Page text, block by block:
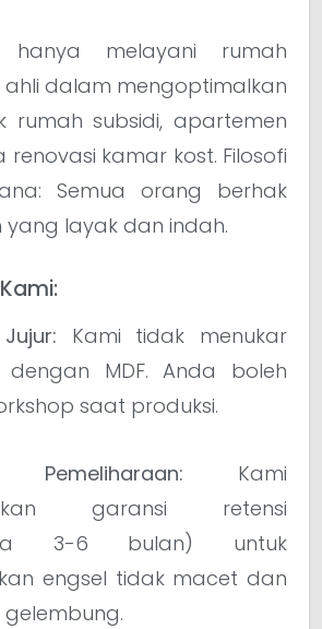
melayani rumah
ahli dalam mengoptimalkan
rumah subsidi, apartemen
renovasi kamar kost. Filosofi
Semua orang berhak
layak dan indah.
Kami tidak menukar
dengan MDF. Anda boleh
saat produksi.
Pemeliharaan: Kami
garansi retensi
3-6 bulan) untuk
engsel tidak macet dan
gelembung.